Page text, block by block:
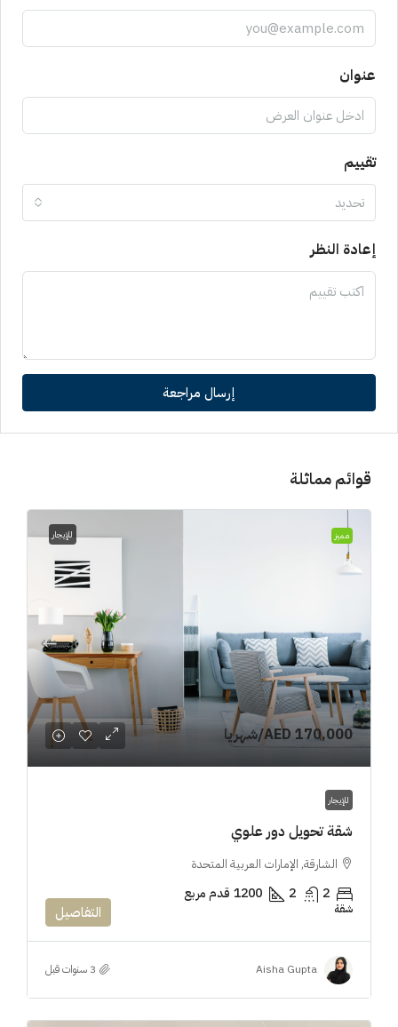
عنوان
تقييم
تحديد
إعادة النظر
إرسال مراجعة
قوائم مماثلة
مميز للإيجار
AED 170,000/شهريا
للإيجار
شقة تحويل دور علوي
الشارقة, الإمارات العربية المتحدة
2
2
1200 قدم مربع
شقة التفاصيل
Aisha Gupta